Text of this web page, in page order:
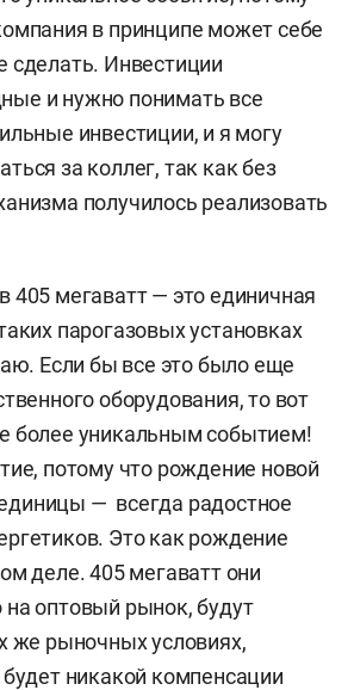
в принципе может себе
сделать. Инвестиции
и нужно понимать все
инвестиции, и я могу
за коллег, так как без
получилось реализовать
405 мегаватт — это единичная
парогазовых установках
Если бы все это было еще
оборудования, то вот
более уникальным событием!
потому что рождение новой
— всегда радостное
Это как рождение
деле. 405 мегаватт они
на оптовый рынок, будут
же рыночных условиях,
никакой компенсации